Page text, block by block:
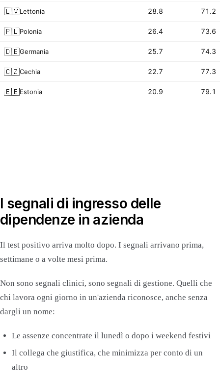
🇱🇻Lettonia 28.8 71.2
🇵🇱Polonia 26.4 73.6
🇩🇪Germania 25.7 74.3
🇨🇿Cechia 22.7 77.3
🇪🇪Estonia 20.9 79.1
I segnali di ingresso delle
dipendenze in azienda
Il test positivo arriva molto dopo. I segnali arrivano prima,
settimane o a volte mesi prima.
Non sono segnali clinici, sono segnali di gestione. Quelli che
chi lavora ogni giorno in un'azienda riconosce, anche senza
dargli un nome:
Le assenze concentrate il lunedì o dopo i weekend festivi
Il collega che giustifica, che minimizza per conto di un
altro